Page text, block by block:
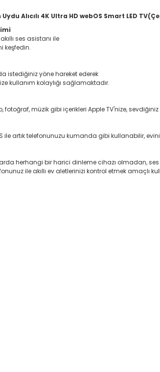
Alıcılı 4K Ultra HD webOS Smart LED
ses asistanı ile
keşfedin.
istediğiniz yöne hareket ederek
kullanım kolaylığı sağlamaktadır.
fotoğraf, müzik gibi içerikleri Apple TV'nize,
ile artık telefonunuzu kumanda gibi kullanabilir,
herhangi bir harici dinleme cihazı olmadan,
ile akıllı ev aletlerinizi kontrol etmek amaçlı